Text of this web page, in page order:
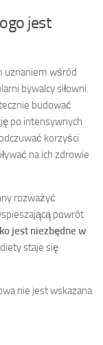
jest
uznaniem wśród
bywalcy siłowni.
budować
po intensywnych
korzyści
na ich zdrowie
rozważyć
powrót
jest niezbędne w
staje się
nie jest wskazana